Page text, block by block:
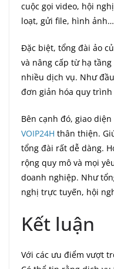
cuộc gọi video, hội
loạt, gửi file, hình ảnh…
Đặc biệt, tổng đài ảo
và nâng cấp từ hạ
nhiều dịch vụ. Như
đơn giản hóa quy
Bên cạnh đó, giao
VOIP24H thân thiện.
tổng đài rất dễ dàng.
rộng quy mô và mọi
doanh nghiệp. Như
nghị trực tuyến, hội
Kết luận
Với các ưu điểm vượt